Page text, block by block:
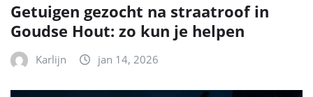
Getuigen gezocht na straatroof in
Goudse Hout: zo kun je helpen
Karlijn jan 14, 2026